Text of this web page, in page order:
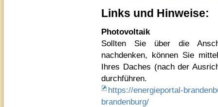
Links und Hinweise:
Photovoltaik
Sollten Sie über die
nachdenken, können Sie
Ihres Daches (nach der
durchführen.
https://energieportal-
brandenburg/